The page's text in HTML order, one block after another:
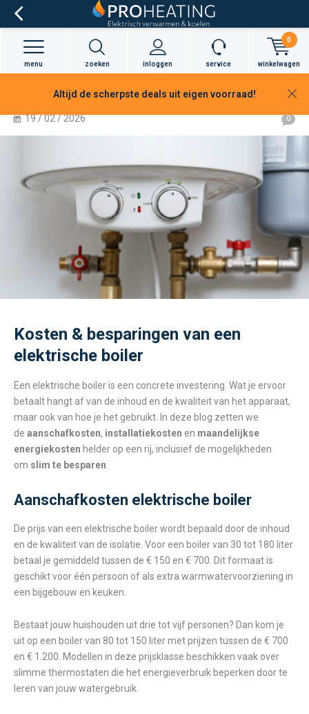
zoeken inloggen
menu service winkelwagen
0
Altijd de scherpste deals uit eigen voorraad!
Kosten & besparingen van elektrische boiler
19 / 02 / 2026 0
Kosten & besparingen van een
elektrische boiler
Een elektrische boiler is een concrete investering. Wat je ervoor
betaalt hangt af van de inhoud en de kwaliteit van het apparaat,
maar ook van hoe je het gebruikt. In deze blog zetten we
de aanschafkosten, installatiekosten en maandelijkse
energiekosten helder op een rij, inclusief de mogelijkheden
om slim te besparen
Aanschafkosten elektrische boiler
De prijs van een elektrische boiler wordt bepaald door de inhoud
en de kwaliteit van de isolatie. Voor een boiler van 30 tot 180 liter
betaal je gemiddeld tussen de € 150 en € 700. Dit formaat is
geschikt voor één persoon of als extra warmwatervoorziening in
een bijgebouw en keuken.
Bestaat jouw huishouden uit drie tot vijf personen? Dan kom je
uit op een boiler van 80 tot 150 liter met prijzen tussen de € 700
en € 1.200. Modellen in deze prijsklasse beschikken vaak over
slimme thermostaten die het energieverbruik beperken door te
leren van jouw watergebruik.